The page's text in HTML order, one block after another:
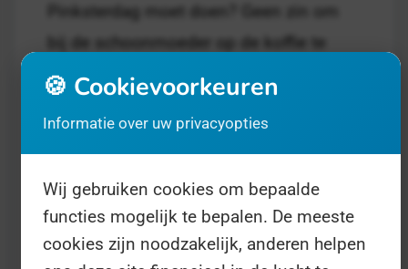
Pinksterdag moet doen? Geen zin om
bij de schoonmoeder op de koffie te
gaan of om met moeder de vrouw over
slenteren?
🍪 Cookievoorkeuren
Informatie over uw privacyopties
Wij gebruiken cookies om bepaalde
functies mogelijk te bepalen. De meeste
cookies zijn noodzakelijk, anderen helpen